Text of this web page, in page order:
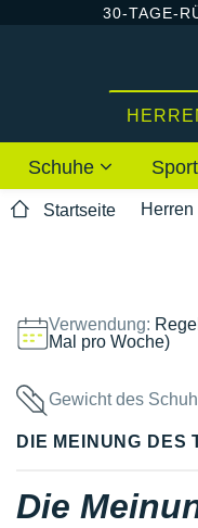
30-TAGE-
Schuhe
Startseite Herren
Verwendung:
Mal pro Woche)
Gewicht des
DIE MEINUNG DES
Die